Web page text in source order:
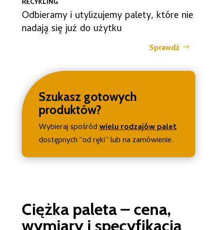
Odbieramy i utylizujemy palety, które nie
nadają się już do użytku
Sprawdź
Szukasz gotowych
produktów?
Wybieraj spośródwielu rodzajów palet
dostępnych “od ręki” lub na zamówienie.
Ciężka paleta – cena,
wymiary i specyfikacja